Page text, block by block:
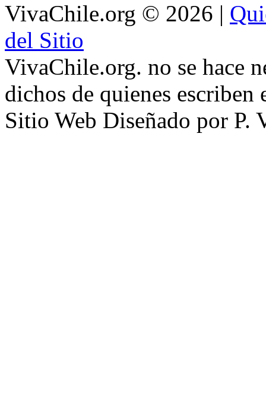
VivaChile.org © 2026 |
del Sitio
VivaChile.org. no se hace
dichos de quienes escriben
Sitio Web Diseñado por